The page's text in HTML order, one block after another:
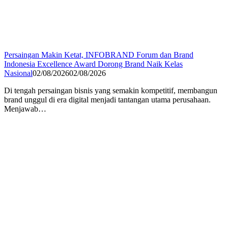
Persaingan Makin Ketat, INFOBRAND Forum dan Brand
Indonesia Excellence Award Dorong Brand Naik Kelas
Nasional02/08/202602/08/2026
Di tengah persaingan bisnis yang semakin kompetitif, membangun
brand unggul di era digital menjadi tantangan utama perusahaan.
Menjawab…